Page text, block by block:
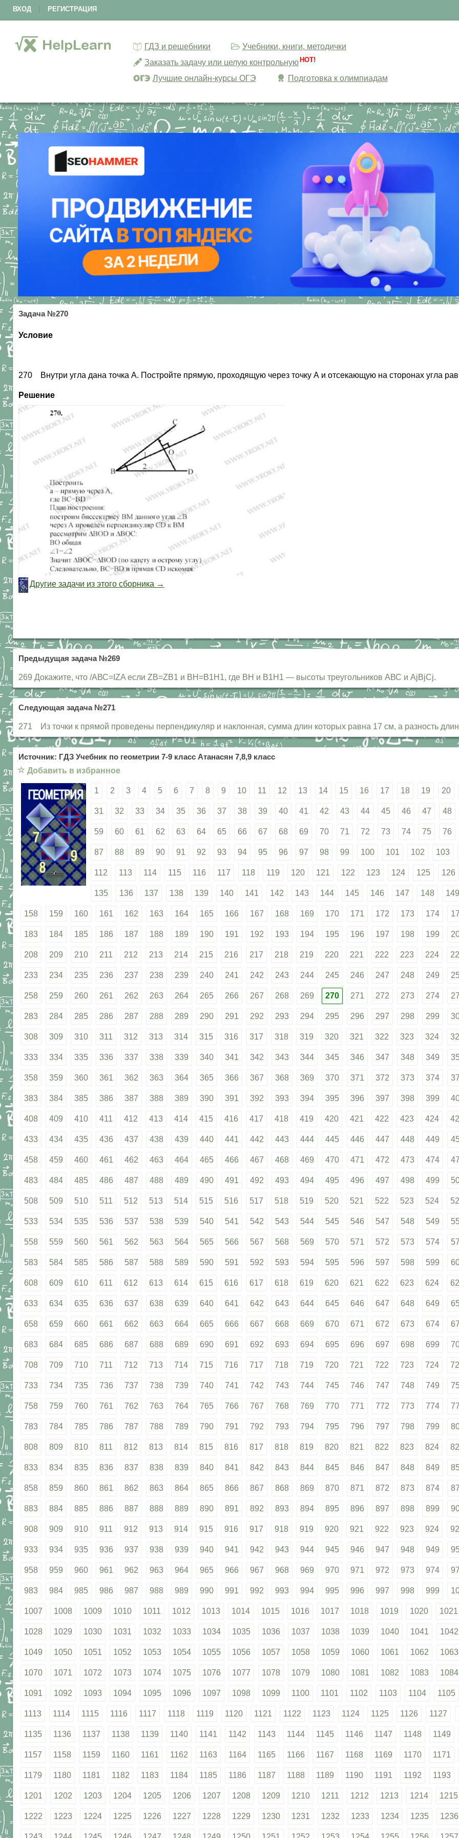
ВХОД РЕГИСТРАЦИЯ
ГДЗ и решебники
Учебники, книги, методички
Заказать задачу или целую контрольную HOT!
Лучшие онлайн-курсы ОГЭ Подготовка к олимпиадам
Задача №270
Условие
270 Внутри угла дана точка А. Постройте прямую, проходящую через точку А и отсекающую на сторонах угла
Решение
Другие задачи из этого сборника →
Предыдущая задача №269
269 Докажите, что /АВС=IZA если ZB=ZB1 и ВН=В1Н1, где ВН и В1Н1 — высоты треугольников АВС и AjBjCj.
Следующая задача №271
271 Из точки к прямой проведены перпендикуляр и наклонная, сумма длин которых равна 17 см, а разность
Источник: ГДЗ Учебник по геометрии 7-9 класс Атанасян 7,8,9 класс
☆ Добавить в избранное
1 2 3 4 5 6 7 8 9 10 11 12 13 14 15 16 17 18 19 20
31 32 33 34 35 36 37 38 39 40 41 42 43 44 45 46 47 48
59 60 61 62 63 64 65 66 67 68 69 70 71 72 73 74 75 76
87 88 89 90 91 92 93 94 95 96 97 98 99 100 101 102 103
112 113 114 115 116 117 118 119 120 121 122 123 124 125 126
135 136 137 138 139 140 141 142 143 144 145 146 147 148 149
158 159 160 161 162 163 164 165 166 167 168 169 170 171 172 173 174
183 184 185 186 187 188 189 190 191 192 193 194 195 196 197 198 199
208 209 210 211 212 213 214 215 216 217 218 219 220 221 222 223 224
233 234 235 236 237 238 239 240 241 242 243 244 245 246 247 248 249
258 259 260 261 262 263 264 265 266 267 268 269 270 271 272 273 274
283 284 285 286 287 288 289 290 291 292 293 294 295 296 297 298 299
308 309 310 311 312 313 314 315 316 317 318 319 320 321 322 323 324
333 334 335 336 337 338 339 340 341 342 343 344 345 346 347 348 349
358 359 360 361 362 363 364 365 366 367 368 369 370 371 372 373 374
383 384 385 386 387 388 389 390 391 392 393 394 395 396 397 398 399
408 409 410 411 412 413 414 415 416 417 418 419 420 421 422 423 424
433 434 435 436 437 438 439 440 441 442 443 444 445 446 447 448 449
458 459 460 461 462 463 464 465 466 467 468 469 470 471 472 473 474
483 484 485 486 487 488 489 490 491 492 493 494 495 496 497 498 499
508 509 510 511 512 513 514 515 516 517 518 519 520 521 522 523 524
533 534 535 536 537 538 539 540 541 542 543 544 545 546 547 548 549
558 559 560 561 562 563 564 565 566 567 568 569 570 571 572 573 574
583 584 585 586 587 588 589 590 591 592 593 594 595 596 597 598 599
608 609 610 611 612 613 614 615 616 617 618 619 620 621 622 623 624
633 634 635 636 637 638 639 640 641 642 643 644 645 646 647 648 649
658 659 660 661 662 663 664 665 666 667 668 669 670 671 672 673 674
683 684 685 686 687 688 689 690 691 692 693 694 695 696 697 698 699
708 709 710 711 712 713 714 715 716 717 718 719 720 721 722 723 724
733 734 735 736 737 738 739 740 741 742 743 744 745 746 747 748 749
758 759 760 761 762 763 764 765 766 767 768 769 770 771 772 773 774
783 784 785 786 787 788 789 790 791 792 793 794 795 796 797 798 799
808 809 810 811 812 813 814 815 816 817 818 819 820 821 822 823 824
833 834 835 836 837 838 839 840 841 842 843 844 845 846 847 848 849
858 859 860 861 862 863 864 865 866 867 868 869 870 871 872 873 874
883 884 885 886 887 888 889 890 891 892 893 894 895 896 897 898 899
908 909 910 911 912 913 914 915 916 917 918 919 920 921 922 923 924
933 934 935 936 937 938 939 940 941 942 943 944 945 946 947 948 949
958 959 960 961 962 963 964 965 966 967 968 969 970 971 972 973 974
983 984 985 986 987 988 989 990 991 992 993 994 995 996 997 998 999
1007 1008 1009 1010 1011 1012 1013 1014 1015 1016 1017 1018 1019 1020 1021
1028 1029 1030 1031 1032 1033 1034 1035 1036 1037 1038 1039 1040 1041 1042
1049 1050 1051 1052 1053 1054 1055 1056 1057 1058 1059 1060 1061 1062 1063
1070 1071 1072 1073 1074 1075 1076 1077 1078 1079 1080 1081 1082 1083 1084
1091 1092 1093 1094 1095 1096 1097 1098 1099 1100 1101 1102 1103 1104 1105
1113 1114 1115 1116 1117 1118 1119 1120 1121 1122 1123 1124 1125 1126 1127
1135 1136 1137 1138 1139 1140 1141 1142 1143 1144 1145 1146 1147 1148 1149
1157 1158 1159 1160 1161 1162 1163 1164 1165 1166 1167 1168 1169 1170 1171
1179 1180 1181 1182 1183 1184 1185 1186 1187 1188 1189 1190 1191 1192 1193
1201 1202 1203 1204 1205 1206 1207 1208 1209 1210 1211 1212 1213 1214 1215
1222 1223 1224 1225 1226 1227 1228 1229 1230 1231 1232 1233 1234 1235 1236